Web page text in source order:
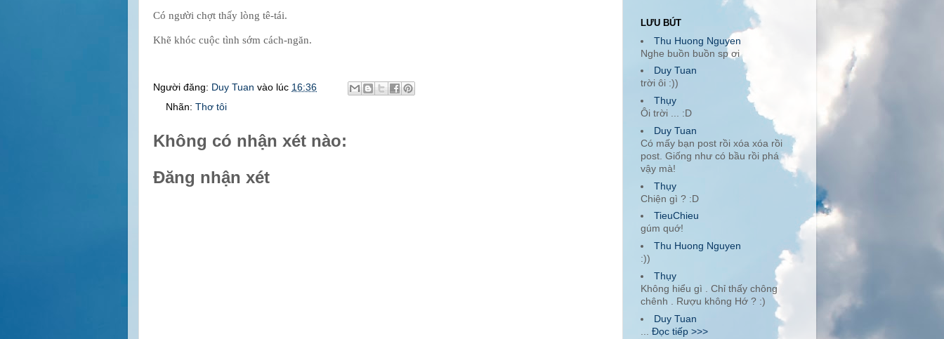
Có người chợt thấy lòng tê-tái.
Khẽ khóc cuộc tình sớm cách-ngăn.
Người đăng: Duy Tuan vào lúc 16:36
Nhãn: Thơ tôi
Không có nhận xét nào:
Đăng nhận xét
LƯU BÚT
Thu Huong Nguyen
Nghe buồn buồn sp ơi
Duy Tuan
trời ôi :))
Thụy
Ôi trời ... :D
Duy Tuan
Có mấy bạn post rồi xóa xóa rồi
post. Giống như có bầu rồi phá
vậy mà!
Thụy
Chiện gì ? :D
TieuChieu
gúm quớ!
Thu Huong Nguyen
:))
Thụy
Không hiểu gì . Chỉ thấy chông
chênh . Rượu không Hớ ? :)
Duy Tuan
Đọc tiếp >>>